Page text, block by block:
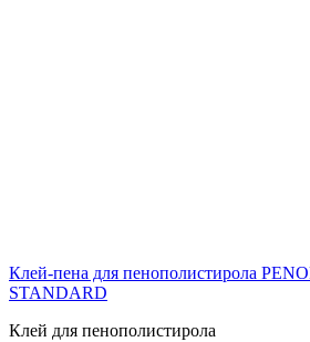
Клей-пена для пенополистирола
STANDARD
Клей для пенополистирола